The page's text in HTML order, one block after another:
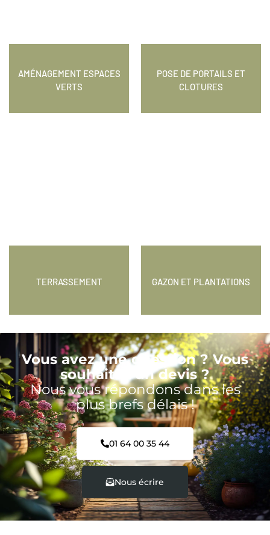
AMÉNAGEMENT ESPACES
VERTS
POSE DE PORTAILS ET
CLOTURES
TERRASSEMENT GAZON ET PLANTATIONS
Vous avez une question ? Vous
souhaitez un devis ?
Nous vous répondons dans les
plus brefs délais !
01 64 00 35 44
Nous écrire